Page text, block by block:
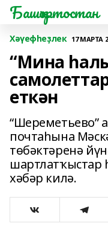
Башҡортостан
Хәүефһеҙлек 17 МАРТА
“Мина
еткән
“Шереметьево”
почтаһына
төбәктәренә
хәбәр килә.